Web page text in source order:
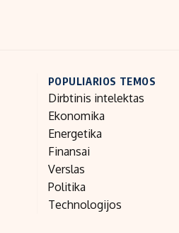
POPULIARIOS TEMOS
Dirbtinis intelektas
Ekonomika
Energetika
Finansai
Verslas
Politika
Technologijos